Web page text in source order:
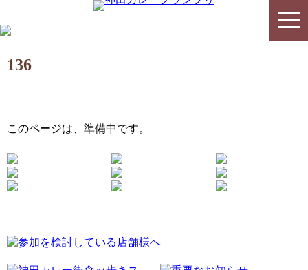
136
このページは、準備中です。